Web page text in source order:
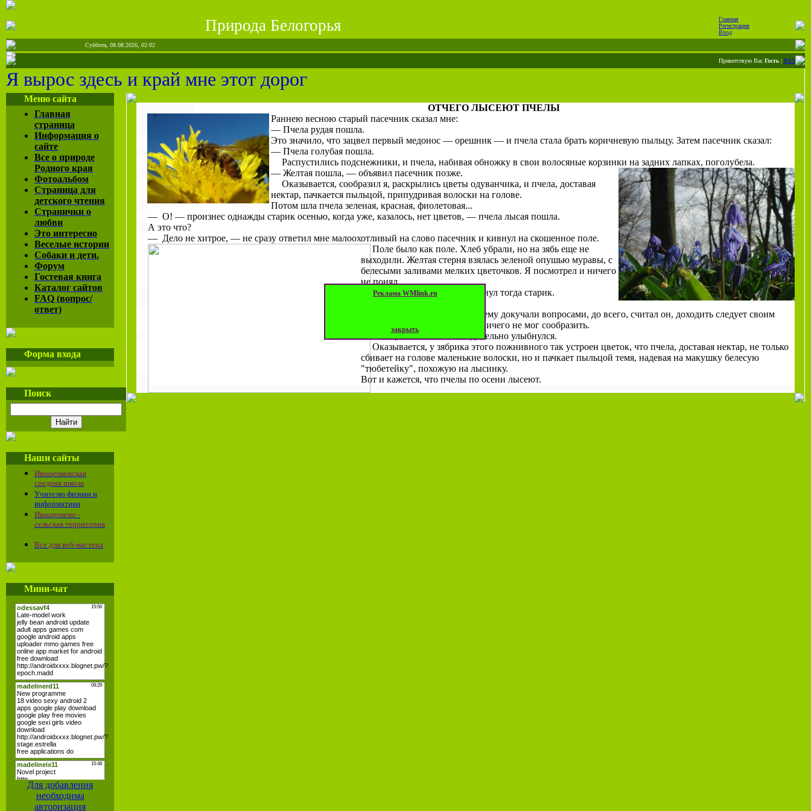
Природа Белогорья
Главная
Регистрация
Вход
Суббота, 08.08.2026, 02:02
Приветствую Вас Гость | RSS
Я вырос здесь и край мне этот дорог
Меню сайта
Главная
страница
Информация о
сайте
Все о природе
Родного края
Фотоальбом
Страница для
детского чтения
Странички о
любви
Это интересно
Веселые истории
Собаки и дети.
Форум
Гостевая книга
Каталог сайтов
FAQ (вопрос/
ответ)
Реклама WMlink.ru
закрыть
Форма входа
Поиск
Наши сайты
Иващенковская
средняя школа
Учителю физики и
информатики
Иващенково -
сельская территория
Все для веб-мастера
Мини-чат
Для добавления
необходима
авторизация
ОТЧЕГО ЛЫСЕЮТ ПЧЕЛЫ
Раннею весною старый пасечник сказал мне:
— Пчела рудая пошла.
Это значило, что зацвел первый медонос — орешник — и пчела стала брать коричневую пыльцу. Затем пасечник сказал:
— Пчела голубая пошла.
Распустились подснежники, и пчела, набивая обножку в свои волосяные корзинки на задних лапках, поголубела.
— Желтая пошла, — объявил пасечник позже.
Оказывается, сообразил я, раскрылись цветы оду­ванчика, и пчела, доставая
нектар, пачкается пыльцой, припудривая волоски на голове.
Потом шла пчела зеленая, красная, фиолетовая...
— О! — произнес однажды старик осенью, когда уже, казалось, нет цветов, — пчела лысая пошла.
А это что?
— Дело не хитрое, — не сразу ответил мне малоохотливый на слово пасечник и кивнул на скошенное поле.
Поле было как поле. Хлеб убрали, но на зябь еще не
выходили. Желтая стерня взялась зеленой опушью муравы, с
белесыми заливами мелких цветочков. Я посмотрел и ничего
не понял.
Зябрик объявился, — буркнул тогда старик.
Пасечник не любил, когда ему докучали вопросами, до всего, считал он, доходить следует своим
умом. И я думал и думал, но ничего не мог сообразить.
Наконец, пасечник снисходительно улыбнулся.
Оказывается, у зябрика этого пожнивного так устроен цветок, что пчела, доставая нектар, не только
сбивает на голове маленькие волоски, но и пачкает пыльцой темя, надевая на макушку белесую
"тюбетейку", похожую на лысинку.
Вот и кажется, что пчелы по осени лысеют.